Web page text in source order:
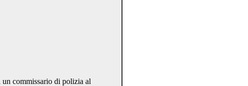
commissario di polizia al